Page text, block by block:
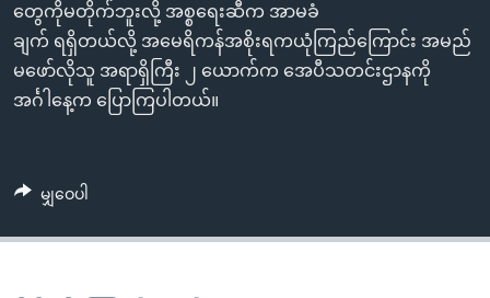
သို့
ကျော်
ကြည့်
ရန်
နေရာ
ဗွီအိုအေ လူမှုကွန်ယက်များ
တွေကိုမတိုက်ဘူးလို့ အစ္စရေးဆီက အာမခံ
ချက် ရရှိတယ်လို့ အမေရိကန်အစိုးရကယုံကြည်ကြောင်း အမည်
မဖော်လိုသူ အရာရှိကြီး ၂ ယောက်က အေပီသတင်းဌာနကို
အင်္ဂါနေ့က ပြောကြပါတယ်။
မျှဝေပါ